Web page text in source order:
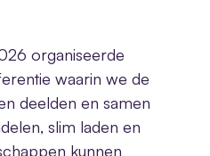
organiseerde
waarin we de
deelden en samen
slim laden en
kunnen